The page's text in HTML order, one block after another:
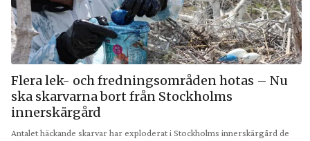
Flera lek- och fredningsområden hotas – Nu
ska skarvarna bort från Stockholms
innerskärgård
Antalet häckande skarvar har exploderat i Stockholms innerskärgård de